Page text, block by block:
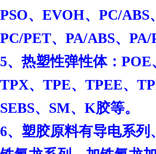
PSO、EVOH、PC/ABS
PC/PET、PA/ABS、PA/
5、热塑性弹性体：POE
TPX、TPE、TPEE、
SEBS、SM、K胶等。
6、塑胶原料有导电系列